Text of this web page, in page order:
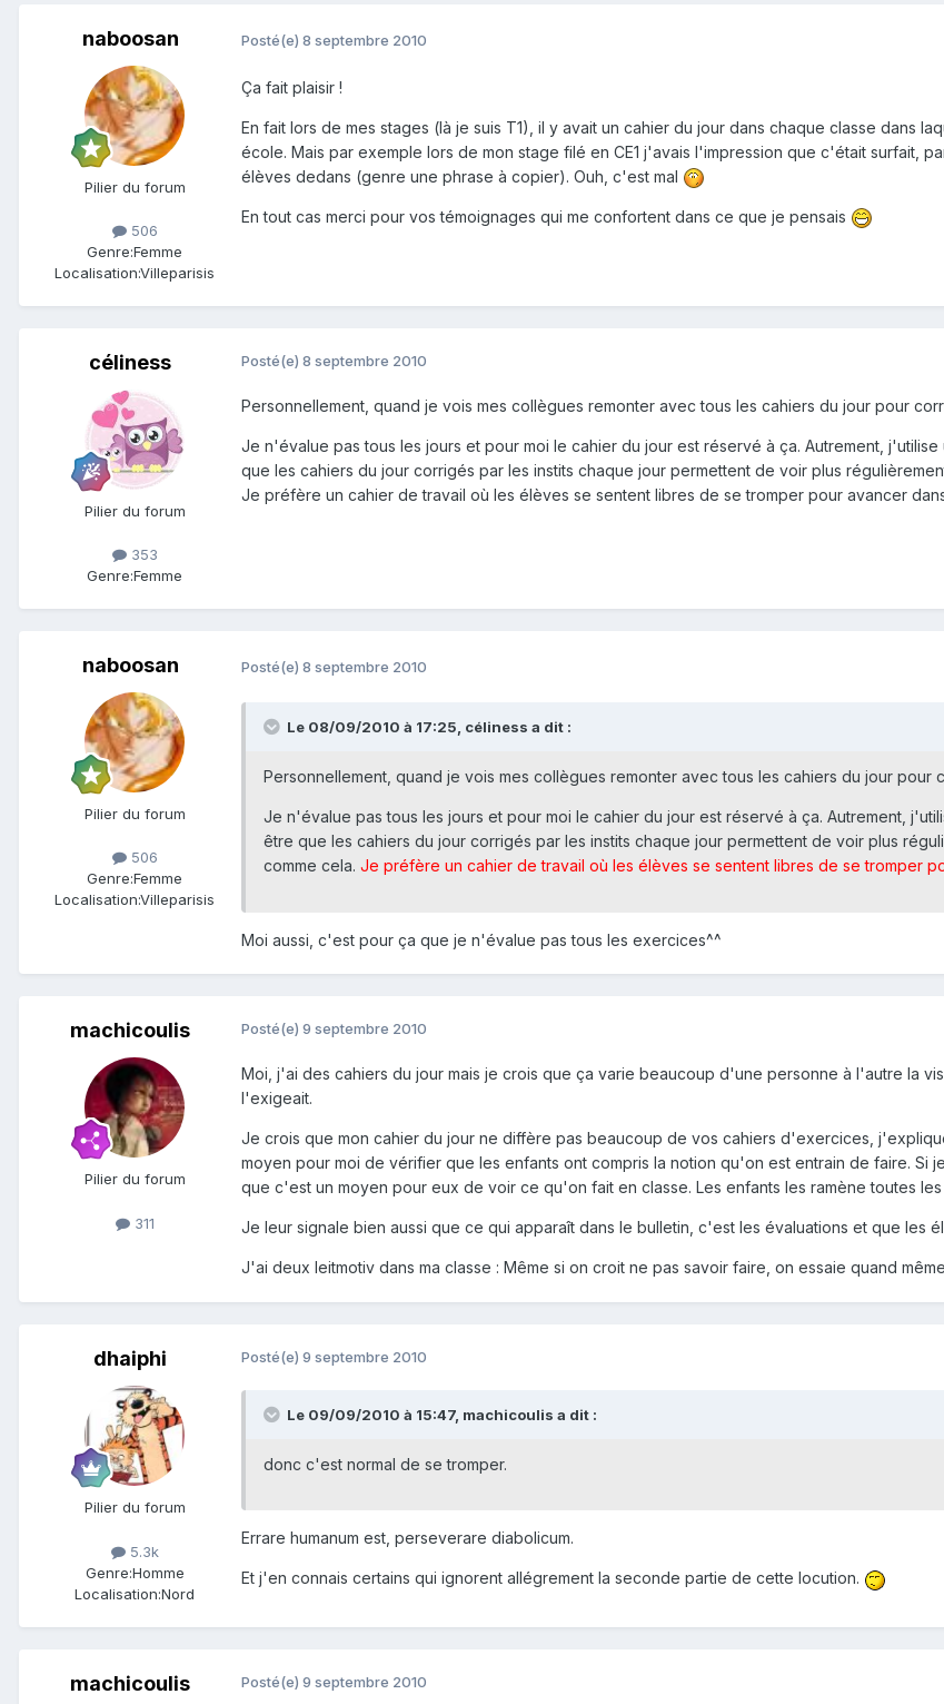
naboosan
Pilier du forum
506
Genre:Femme
Localisation:Villeparisis
Posté(e) 8 septembre 2010
Ça fait plaisir !
En fait lors de mes stages (là je suis T1), il y avait un cahier du jour dans chaque classe dans
école. Mais par exemple lors de mon stage filé en CE1 j'avais l'impression que c'était surfait,
élèves dedans (genre une phrase à copier). Ouh, c'est mal
En tout cas merci pour vos témoignages qui me confortent dans ce que je pensais
céliness
Pilier du forum
353
Genre:Femme
Posté(e) 8 septembre 2010
Personnellement, quand je vois mes collègues remonter avec tous les cahiers du jour pour
Je n'évalue pas tous les jours et pour moi le cahier du jour est réservé à ça. Autrement,
que les cahiers du jour corrigés par les instits chaque jour permettent de voir plus
Je préfère un cahier de travail où les élèves se sentent libres de se tromper pour avancer
naboosan
Pilier du forum
506
Genre:Femme
Localisation:Villeparisis
Posté(e) 8 septembre 2010
Le 08/09/2010 à 17:25, céliness a dit :
Personnellement, quand je vois mes collègues remonter avec tous les cahiers du jour pour
Je n'évalue pas tous les jours et pour moi le cahier du jour est réservé à ça. Autrement,
être que les cahiers du jour corrigés par les instits chaque jour permettent de voir plus
comme cela. Je préfère un cahier de travail où les élèves se sentent libres de se tromper
Moi aussi, c'est pour ça que je n'évalue pas tous les exercices^^
machicoulis
Pilier du forum
311
Posté(e) 9 septembre 2010
Moi, j'ai des cahiers du jour mais je crois que ça varie beaucoup d'une personne à l'autre la
l'exigeait.
Je crois que mon cahier du jour ne diffère pas beaucoup de vos cahiers d'exercices,
moyen pour moi de vérifier que les enfants ont compris la notion qu'on est entrain de faire. Si
que c'est un moyen pour eux de voir ce qu'on fait en classe. Les enfants les ramène toutes
Je leur signale bien aussi que ce qui apparaît dans le bulletin, c'est les évaluations et que les
J'ai deux leitmotiv dans ma classe : Même si on croit ne pas savoir faire, on essaie quand
dhaiphi
Pilier du forum
5.3k
Genre:Homme
Localisation:Nord
Posté(e) 9 septembre 2010
Le 09/09/2010 à 15:47, machicoulis a dit :
donc c'est normal de se tromper.
Errare humanum est, perseverare diabolicum.
Et j'en connais certains qui ignorent allégrement la seconde partie de cette locution.
machicoulis Posté(e) 9 septembre 2010